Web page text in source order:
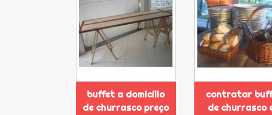
buffet a domicílio
de churrasco preço
contratar
de churrasco